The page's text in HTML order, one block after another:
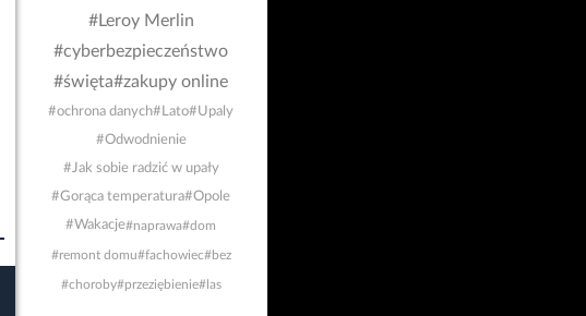
#Leroy Merlin
#cyberbezpieczeństwo
#święta#zakupy online
#ochrona danych#Lato#Upaly
#Odwodnienie
#Jak sobie radzić w upały
#Gorąca temperatura#Opole
#Wakacje#naprawa#dom
#remont domu#fachowiec#bez
#choroby#przeziębienie#las